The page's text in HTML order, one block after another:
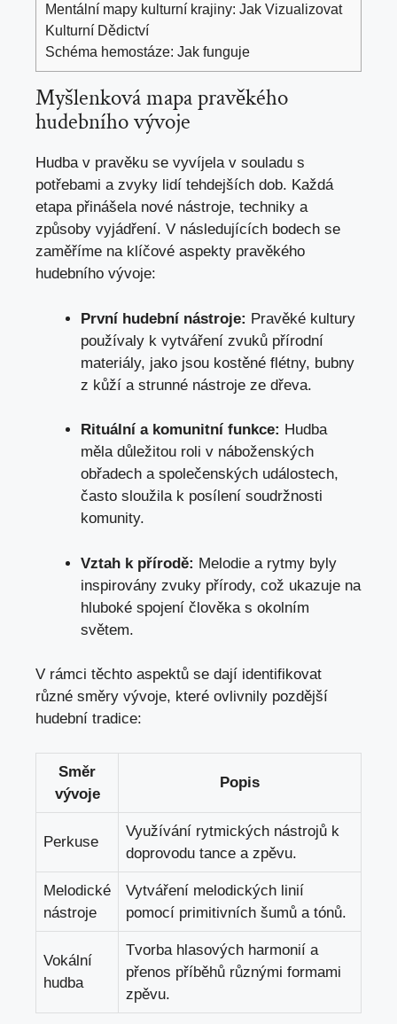
Mentální mapy kulturní krajiny: Jak Vizualizovat
Kulturní Dědictví
Schéma hemostáze: Jak funguje
Myšlenková⁤ mapa pravěkého
hudebního vývoje
Hudba v pravěku se vyvíjela v ⁤souladu s ​
potřebami a zvyky lidí tehdejších dob. Každá
etapa přinášela nové nástroje, techniky a
způsoby vyjádření. V následujících bodech se
zaměříme na klíčové aspekty pravěkého
hudebního vývoje:
První hudební nástroje: Pravěké kultury
používaly k vytváření zvuků přírodní
materiály,⁣ jako jsou kostěné flétny, bubny
z kůží a strunné nástroje ze dřeva.
Rituální a komunitní⁢ funkce: ‍Hudba
měla důležitou roli v náboženských
obřadech a společenských událostech,
často sloužila ⁣k posílení soudržnosti⁢
komunity.
Vztah ⁢k ‌přírodě: Melodie a rytmy byly
inspirovány zvuky přírody, což ukazuje na
hluboké spojení člověka s okolním
světem.
V rámci těchto aspektů se ⁤dají identifikovat
různé směry vývoje, které ovlivnily pozdější
hudební tradice:
Směr
vývoje
Popis
Perkuse
Využívání rytmických nástrojů k
doprovodu tance a ⁢zpěvu.
Melodické
nástroje
Vytváření melodických linií
pomocí primitivních šumů a tónů.
Vokální
hudba
Tvorba hlasových harmonií a
přenos ‍příběhů různými formami
zpěvu.